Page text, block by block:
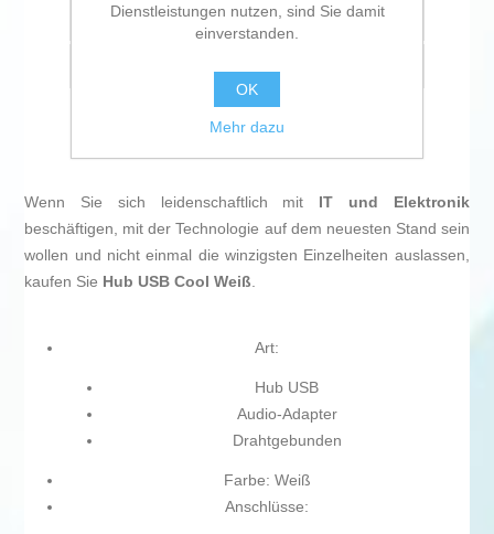
Vergleichen
Wenn Sie sich leidenschaftlich mit IT und Elektronik
beschäftigen, mit der Technologie auf dem neuesten Stand sein
wollen und nicht einmal die winzigsten Einzelheiten auslassen,
kaufen Sie Hub USB Cool Weiß.
Art:
Hub USB
Audio-Adapter
Drahtgebunden
Farbe: Weiß
Anschlüsse:
Dienstleistungen nutzen, sind Sie damit
einverstanden.
OK
Mehr dazu